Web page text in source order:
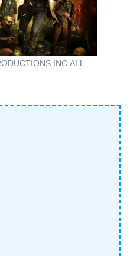
INC.ALL